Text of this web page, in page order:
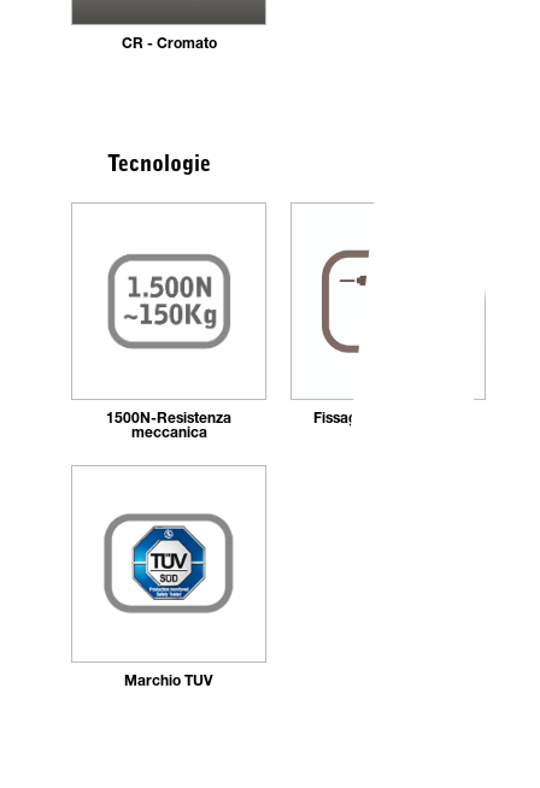
CR - Cromato
Tecnologie
1500N-Resistenza
meccanica
Fissaggio_con_tasselli
Marchio TÜV